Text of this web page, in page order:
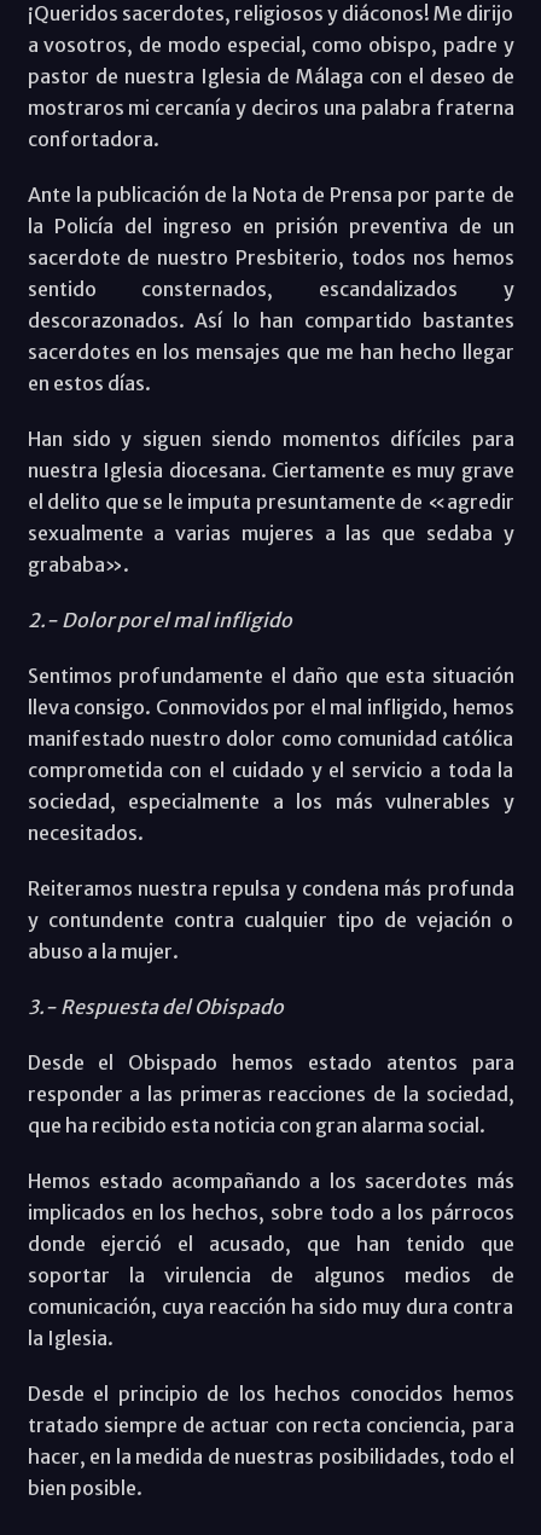
¡Queridos sacerdotes, religiosos y diáconos! Me dirijo
a vosotros, de modo especial, como obispo, padre y
pastor de nuestra Iglesia de Málaga con el deseo de
mostraros mi cercanía y deciros una palabra fraterna
confortadora.
Ante la publicación de la Nota de Prensa por parte de
la Policía del ingreso en prisión preventiva de un
sacerdote de nuestro Presbiterio, todos nos hemos
sentido consternados, escandalizados y
descorazonados. Así lo han compartido bastantes
sacerdotes en los mensajes que me han hecho llegar
en estos días.
Han sido y siguen siendo momentos difíciles para
nuestra Iglesia diocesana. Ciertamente es muy grave
el delito que se le imputa presuntamente de «agredir
sexualmente a varias mujeres a las que sedaba y
grababa».
2.- Dolor por el mal infligido
Sentimos profundamente el daño que esta situación
lleva consigo. Conmovidos por el mal infligido, hemos
manifestado nuestro dolor como comunidad católica
comprometida con el cuidado y el servicio a toda la
sociedad, especialmente a los más vulnerables y
necesitados.
Reiteramos nuestra repulsa y condena más profunda
y contundente contra cualquier tipo de vejación o
abuso a la mujer.
3.- Respuesta del Obispado
Desde el Obispado hemos estado atentos para
responder a las primeras reacciones de la sociedad,
que ha recibido esta noticia con gran alarma social.
Hemos estado acompañando a los sacerdotes más
implicados en los hechos, sobre todo a los párrocos
donde ejerció el acusado, que han tenido que
soportar la virulencia de algunos medios de
comunicación, cuya reacción ha sido muy dura contra
la Iglesia.
Desde el principio de los hechos conocidos hemos
tratado siempre de actuar con recta conciencia, para
hacer, en la medida de nuestras posibilidades, todo el
bien posible.